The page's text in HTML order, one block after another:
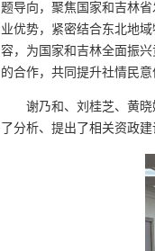
题导向，聚焦国家和吉林
业优势，紧密结合东北地
容，为国家和吉林全面振
的合作，共同提升社情民
谢乃和、刘桂芝、黄
了分析、提出了相关资政建